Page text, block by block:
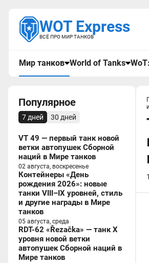
WOT Express
ВСЁ ПРО МИР ТАНКОВ
Мир танков World of Tanks
Популярное
7 дней 30 дней
VT 49 — первый танк новой
ветки автопушек Сборной
наций в Мире танков
02 августа, воскресенье
Контейнеры «День
рождения 2026»: новые
танки VIII–IX уровней, стиль
и другие награды в Мире
танков
05 августа, среда
RDT-62 «Řezačka» — танк X
уровня новой ветки
автопушек Сборной наций в
Мире танков